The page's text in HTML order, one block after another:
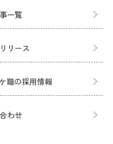
一覧
リース
職の採用情報
わせ